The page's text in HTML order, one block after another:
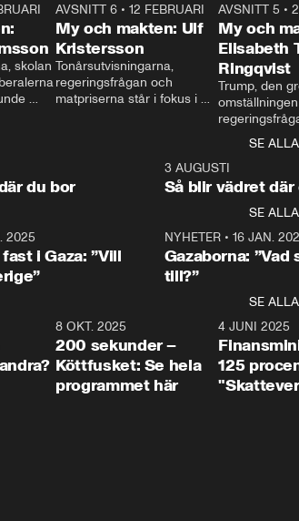
24:30
skolan
27:30
AVSNITT 6 •12 FEBRUARI
My och makten: Ulf
Kristersson
Tonårsutvisningarna,
regeringsfrågan och
matpriserna står i fokus i
Rohwedder ställer
statsminister Ulf Kristersson
AVSNITT 5 •
My och
Elisabeth
Ringqvist
Trump, den
centrum i
avsnittet av
Makten”. Se
Aftonbladets
Rohwedder
Thand Ring
SE ALLA
du bor
3 AUGUSTI
Så blir vädret där
SE ALLA
2025
i Gaza: ”Vill
NYHETER• 16 JAN.
Gazaborna:
till?”
SE ALLA
31:05 4:29
8 OKT. 2025
200 sekunder –
Köttfusket: Se hela
programmet här
4 JUNI 2025
125